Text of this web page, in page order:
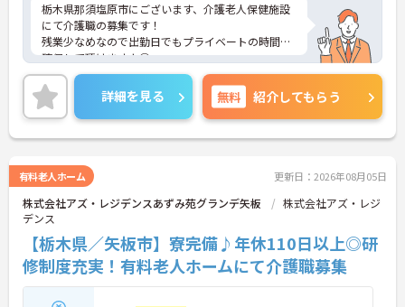
栃木県那須塩原市にございます、介護老人保健施設
にて介護職の募集です！
残業少なめなので出勤日でもプライベートの時間を
確保して頂けますよ◎
またマイカー通勤OKなので、通勤のストレスが少な
いのも嬉しいポイントです。
ご興味ある方には、面接対策ポイントなど、さらに
詳細をお話しいたしますのでお気軽にご相談くださ
い。
詳細を見る 無料 紹介してもらう
有料老人ホーム 更新日：2026年08月05日
株式会社アズ・レジデンスあずみ苑グランデ矢板
株式会社アズ・レジ
デンス
【栃木県／矢板市】寮完備♪年休110日以上◎研
修制度充実！有料老人ホームにて介護職募集